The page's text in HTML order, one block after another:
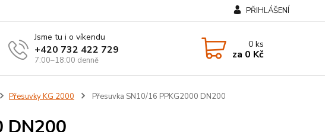
PŘIHLÁŠENÍ
Jsme tu i o víkendu
+420 732 422 729
7:00–18:00 denně
0ks
za 0 Kč
Přesuvky KG 2000 Přesuvka SN10/16 PPKG2000 DN200
DN200